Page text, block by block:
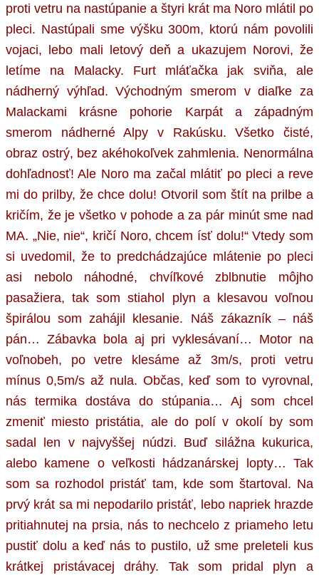
proti vetru na nastúpanie a štyri krát ma Noro mlátil po
pleci. Nastúpali sme výšku 300m, ktorú nám povolili
vojaci, lebo mali letový deň a ukazujem Norovi, že
letíme na Malacky. Furt mláťačka jak sviňa, ale
nádherný výhľad. Východným smerom v diaľke za
Malackami krásne pohorie Karpát a západným
smerom nádherné Alpy v Rakúsku. Všetko čisté,
obraz ostrý, bez akéhokoľvek zahmlenia. Nenormálna
dohľadnosť! Ale Noro ma začal mlátiť po pleci a reve
mi do prilby, že chce dolu! Otvoril som štít na prilbe a
kričím, že je všetko v pohode a za pár minút sme nad
MA. „Nie, nie“, kričí Noro, chcem ísť dolu!“ Vtedy som
si uvedomil, že to predchádzajúce mlátenie po pleci
asi nebolo náhodné, chvíľkové zblbnutie môjho
pasažiera, tak som stiahol plyn a klesavou voľnou
špirálou som zahájil klesanie. Náš zákazník – náš
pán… Zábavka bola aj pri vyklesávaní… Motor na
voľnobeh, po vetre klesáme až 3m/s, proti vetru
mínus 0,5m/s až nula. Občas, keď som to vyrovnal,
nás termika dostáva do stúpania… Aj som chcel
zmeniť miesto pristátia, ale do polí v okolí by som
sadal len v najvyššej núdzi. Buď silážna kukurica,
alebo kamene o veľkosti hádzanárskej lopty… Tak
som sa rozhodol pristáť tam, kde som štartoval. Na
prvý krát sa mi nepodarilo pristáť, lebo napriek hrazde
pritiahnutej na prsia, nás to nechcelo z priameho letu
pustiť dolu a keď nás to pustilo, už sme preleteli kus
krátkej pristávacej dráhy. Tak som pridal plyn a